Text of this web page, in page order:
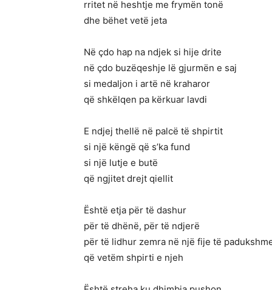
rritet në heshtje me frymën tonë
dhe bëhet vetë jeta
Në çdo hap na ndjek si hije drite
në çdo buzëqeshje lë gjurmën e saj
si medaljon i artë në kraharor
që shkëlqen pa kërkuar lavdi
E ndjej thellë në palcë të shpirtit
si një këngë që s’ka fund
si një lutje e butë
që ngjitet drejt qiellit
Është etja për të dashur
për të dhënë, për të ndjerë
për të lidhur zemra në një fije të
që vetëm shpirti e njeh